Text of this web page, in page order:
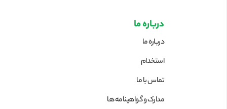
درباره ما
درباره ما
استخدام
تماس با ما
مدارک و گواهینامه ها